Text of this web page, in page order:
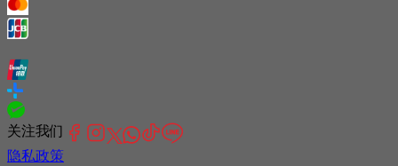
关注我们
隐私政策